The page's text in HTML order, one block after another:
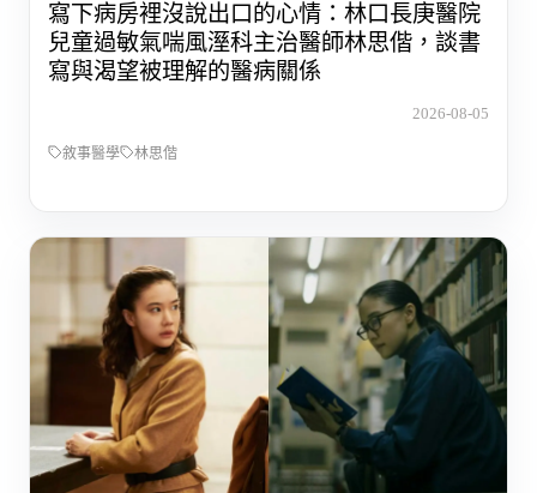
寫下病房裡沒說出口的心情：林口長庚醫院
兒童過敏氣喘風溼科主治醫師林思偕，談書
寫與渴望被理解的醫病關係
2026-08-05
敘事醫學 林思偕